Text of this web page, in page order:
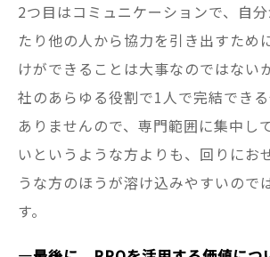
2つ目はコミュニケーションで、自
たり他の人から協力を引き出すため
けができることは大事なのではない
社のあらゆる役割で1人で完結でき
ありませんので、専門範囲に集中し
いというような方よりも、回りにお
うな方のほうが溶け込みやすいので
す。